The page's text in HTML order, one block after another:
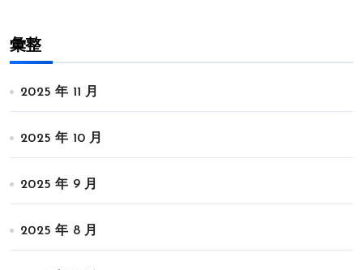
彙整
2025 年 11 月
2025 年 10 月
2025 年 9 月
2025 年 8 月